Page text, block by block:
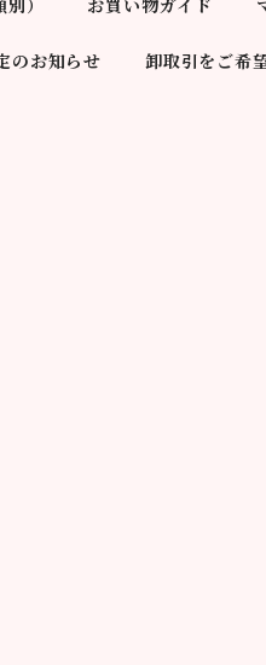
） お買い物ガイド
のお知らせ 卸取引をご希